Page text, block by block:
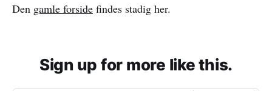
Den gamle forside findes stadig her.
Sign up for more like this.